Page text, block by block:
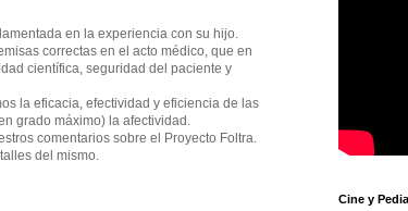
en la experiencia con su hijo.
correctas en el acto médico, que en
científica, seguridad del paciente y
la eficacia, efectividad y eficiencia de las
grado máximo) la afectividad.
comentarios sobre el Proyecto Foltra.
del mismo.
Cine y